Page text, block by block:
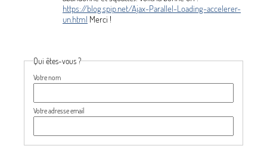
https://blog.spip.net/Ajax-Parallel-Loading-accelerer-
un.html Merci !
Qui êtes-vous ?
Votre nom
Votre adresse email